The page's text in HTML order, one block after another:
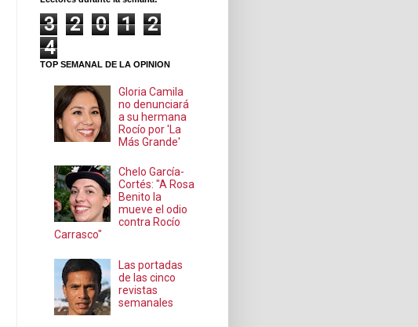
3 2 0 1
2
4
TOP SEMANAL DE LA OPINION
Gloria Camila
no denunciará
a su hermana
Rocío por 'La
Más Grande'
Chelo García-
Cortés: "A Rosa
Benito la
mueve el odio
contra Rocío
Carrasco"
Las portadas
de las cinco
revistas
semanales